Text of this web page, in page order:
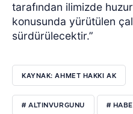
tarafından ilimizde
konusunda yürütülen
sürdürülecektir.”
KAYNAK: AHMET HAKKI AK
# ALTINVURGUNU #